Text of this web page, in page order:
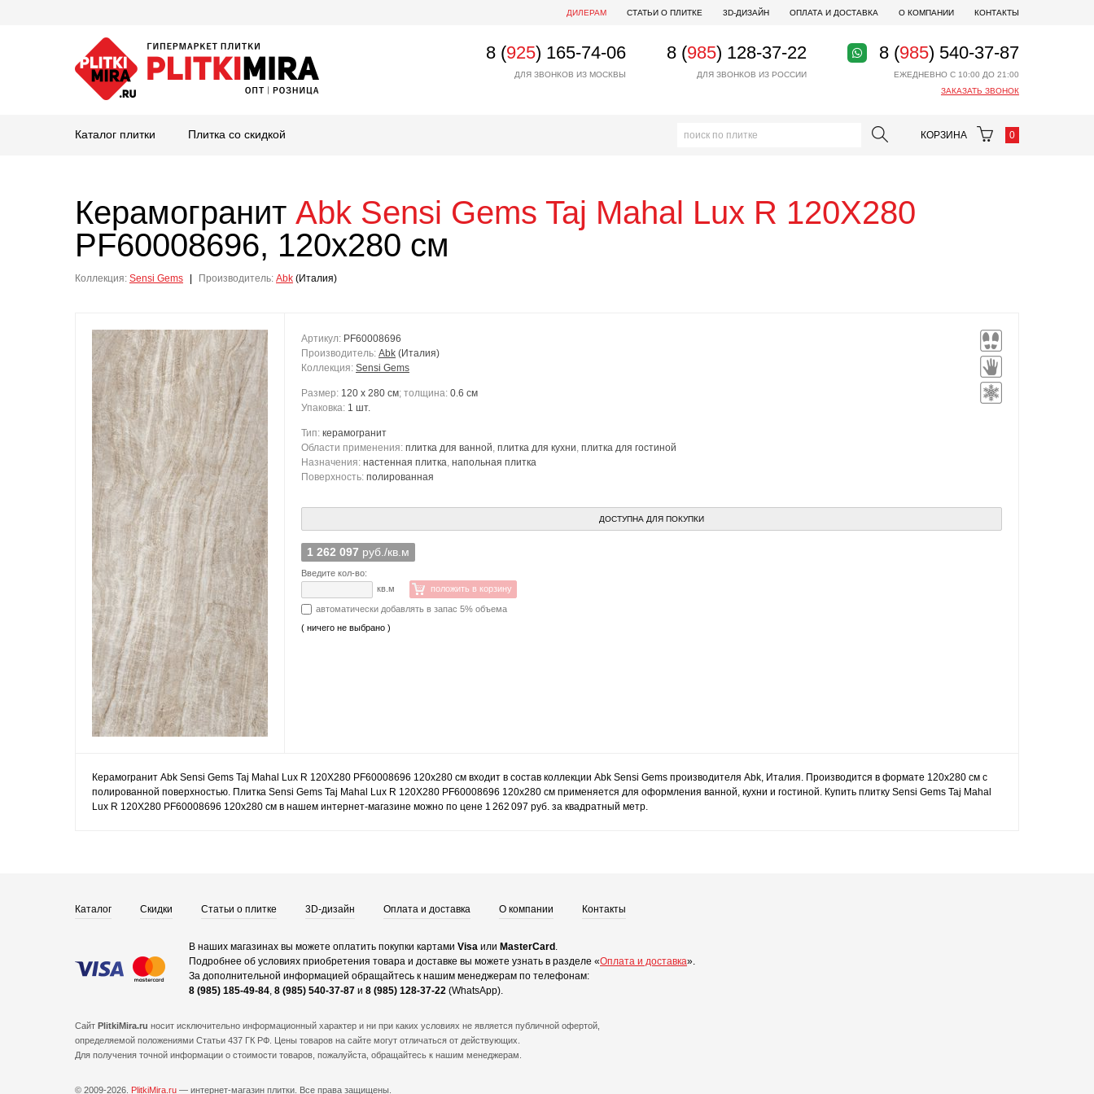
ДИЛЕРАМ СТАТЬИ О ПЛИТКЕ 3D-ДИЗАЙН ОПЛАТА И ДОСТАВКА О КОМПАНИИ КОНТАКТЫ
8 (925) 165-74-06
ДЛЯ ЗВОНКОВ ИЗ МОСКВЫ
8 (985) 128-37-22
ДЛЯ ЗВОНКОВ ИЗ РОССИИ
8 (985) 540-37-87
ЕЖЕДНЕВНО С 10:00 ДО 21:00
ЗАКАЗАТЬ ЗВОНОК
Каталог плитки Плитка со скидкой КОРЗИНА 0
Керамогранит Abk Sensi Gems Taj Mahal Lux R 120X280
PF60008696, 120x280 см
Коллекция: Sensi Gems Производитель: Abk (Италия)
Артикул: PF60008696
Производитель: Abk (Италия)
Коллекция: Sensi Gems
Размер: 120 x 280 см; толщина: 0.6 см
Упаковка: 1 шт.
Тип: керамогранит
Области применения: плитка для ванной, плитка для кухни, плитка для гостиной
Назначения: настенная плитка, напольная плитка
Поверхность: полированная
ДОСТУПНА ДЛЯ ПОКУПКИ
1 262 097 руб./кв.м
Введите кол-во:
кв.м
положить в корзину
автоматически добавлять в запас 5% объема
( ничего не выбрано )
Керамогранит Abk Sensi Gems Taj Mahal Lux R 120X280 PF60008696 120x280 см входит в состав коллекции Abk Sensi Gems производителя Abk, Италия. Производится в формате 120x280 см с
полированной поверхностью. Плитка Sensi Gems Taj Mahal Lux R 120X280 PF60008696 120x280 см применяется для оформления ванной, кухни и гостиной. Купить плитку Sensi Gems Taj Mahal
Lux R 120X280 PF60008696 120x280 см в нашем интернет-магазине можно по цене 1 262 097 руб. за квадратный метр.
Каталог Скидки Статьи о плитке 3D-дизайн Оплата и доставка О компании Контакты
В наших магазинах вы можете оплатить покупки картами Visa или MasterCard .
Подробнее об условиях приобретения товара и доставке вы можете узнать в разделе «Оплата и доставка».
За дополнительной информацией обращайтесь к нашим менеджерам по телефонам:
8 (985) 185-49-84, 8 (985) 540-37-87 и 8 (985) 128-37-22 (WhatsApp).
Сайт PlitkiMira.ru носит исключительно информационный характер и ни при каких условиях не является публичной офертой,
определяемой положениями Статьи 437 ГК РФ. Цены товаров на сайте могут отличаться от действующих.
Для получения точной информации о стоимости товаров, пожалуйста, обращайтесь к нашим менеджерам.
© 2009-2026. PlitkiMira.ru — интернет-магазин плитки. Все права защищены.